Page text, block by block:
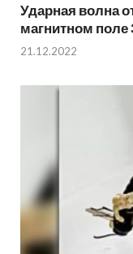
Ударная волна
магнитном
21.12.2022